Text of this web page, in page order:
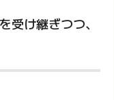
け継ぎつつ、